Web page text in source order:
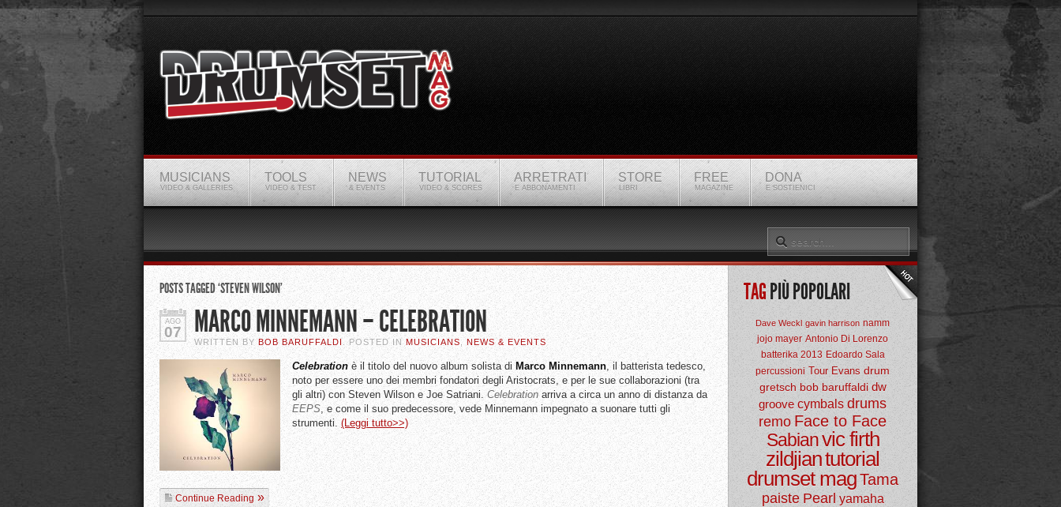
MUSICIANS
VIDEO & GALLERIES
TOOLS
VIDEO & TEST
NEWS
& EVENTS
TUTORIAL
VIDEO & SCORES
ARRETRATI
E ABBONAMENTI
STORE
LIBRI
FREE
MAGAZINE
DONA
E SOSTIENICI
POSTS TAGGED ‘STEVEN WILSON’
AGO
07 MARCO MINNEMANN – CELEBRATION
WRITTEN BY BOB BARUFFALDI . POSTED IN MUSICIANS NEWS & EVENTS
Celebration è il titolo del nuovo album solista di Marco Minnemann, il batterista tedesco,
noto per essere uno dei membri fondatori degli Aristocrats, e per le sue collaborazioni (tra
gli altri) con Steven Wilson e Joe Satriani.Celebration arriva a circa un anno di distanza da
EEPS, e come il suo predecessore, vede Minnemann impegnato a suonare tutti gli
strumenti.(Leggi tutto>>)
Continue Reading
TAGPIÙ POPOLARI
Dave Weckl gavin harrison namm
jojo mayer Antonio Di Lorenzo
batterika 2013 Edoardo Sala
percussioni Tour Evans drum
gretsch bob baruffaldi dw
groove cymbals drums
remo Face to Face
Sabianvic firth
zildjiantutorial
drumset magTama
paiste Pearl yamaha